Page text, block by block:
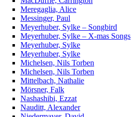
Meregaglia, Alice
Messinger, Paul
Meyerhuber, Sylke – Songbird
Meyerhuber, Sylke – X-mas Songs
Meyerhuber, Sylke
Meyerhuber, Sylke
Michelsen, Nils Torben
Michelsen, Nils Torben
Mittelbach, Nathalie
Mörsner, Falk
Nashashibi, Ezzat
Nauditt, Alexander